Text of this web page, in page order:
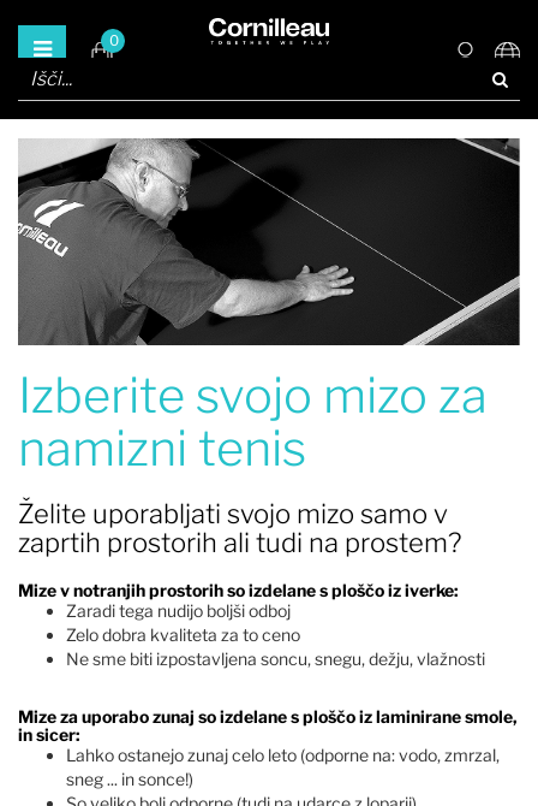
0
Izberite svojo mizo za
namizni tenis
Želite uporabljati svojo mizo samo v
zaprtih prostorih ali tudi na prostem?
Mize v notranjih prostorih so izdelane s ploščo iz iverke:
Zaradi tega nudijo boljši odboj
Zelo dobra kvaliteta za to ceno
Ne sme biti izpostavljena soncu, snegu, dežju, vlažnosti
Mize za uporabo zunaj so izdelane s ploščo iz laminirane smole,
in sicer:
Lahko ostanejo zunaj celo leto (odporne na: vodo, zmrzal,
sneg ... in sonce!)